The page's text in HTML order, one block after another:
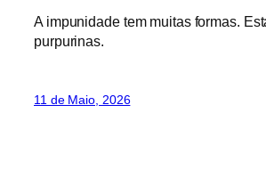
A impunidade tem muitas formas.
purpurinas.
11 de Maio, 2026